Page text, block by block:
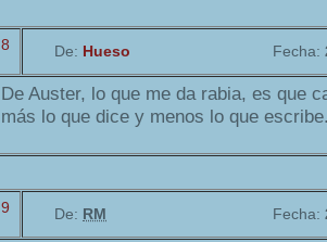
8 De: Hueso Fecha:
De Auster, lo que me da rabia, es que
más lo que dice y menos lo que
9 De: RM Fecha: